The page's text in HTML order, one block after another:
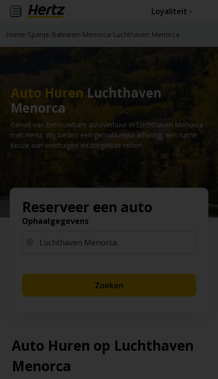
Loyaliteit
Home Spanje Balearen Menorca Luchthaven Menorca
Auto Huren Luchthaven
Menorca
Geniet van betrouwbare autoverhuur in Luchthaven Menorca
met Hertz. Wij bieden een gemakkelijke afhaling, een ruime
keuze aan voertuigen en zorgeloze reizen.
Reserveer een auto
Ophaalgegevens
Zoeken
Auto Huren op Luchthaven
Menorca